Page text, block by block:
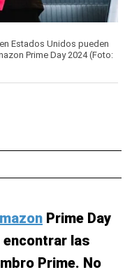
Estados Unidos pueden
Prime Day 2024 (Foto:
Prime Day
las
Prime. No